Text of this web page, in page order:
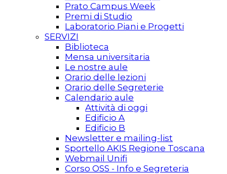
Prato Campus Week
Premi di Studio
Laboratorio Piani e Progetti
SERVIZI
Biblioteca
Mensa universitaria
Le nostre aule
Orario delle lezioni
Orario delle Segreterie
Calendario aule
Attività di oggi
Edificio A
Edificio B
Newsletter e mailing-list
Sportello AKIS Regione Toscana
Webmail Unifi
Corso OSS - Info e Segreteria